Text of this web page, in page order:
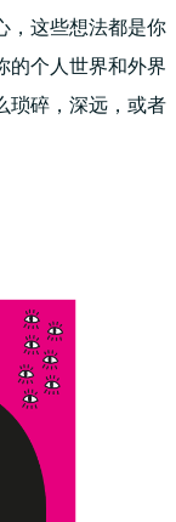
，这些想法都是你
的个人世界和外界
琐碎，深远，或者